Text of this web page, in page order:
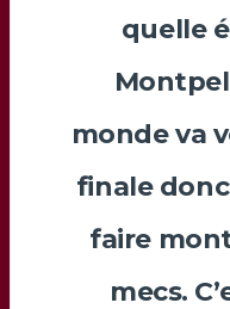
quelle
monde va
finale
faire
mecs.